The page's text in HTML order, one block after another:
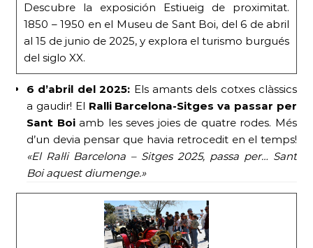
Descubre la exposición Estiueig de proximitat.
1850 – 1950 en el Museu de Sant Boi, del 6 de abril
al 15 de junio de 2025, y explora el turismo burgués
del siglo XX.
6 d’abril del 2025: Els amants dels cotxes clàssics
a gaudir! El Ral·li Barcelona-Sitges va passar per
Sant Boiamb les seves joies de quatre rodes. Més
d’un devia pensar que havia retrocedit en el temps!
«El Ral·li Barcelona – Sitges 2025, passa per… Sant
Boi aquest diumenge.»